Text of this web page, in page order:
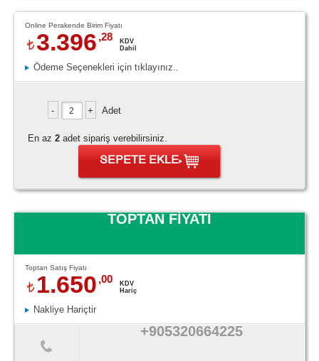
Online Perakende Birim Fiyatı
3.396 ,28
KDV
Dahil
Ödeme Seçenekleri için tıklayınız..
Adet
En az 2adet sipariş verebilirsiniz.
SEPETE EKLE
TOPTAN FİYATI
Toptan Satış Fiyatı
1.650 ,00
KDV
Hariç
Nakliye Hariçtir
+905320664225